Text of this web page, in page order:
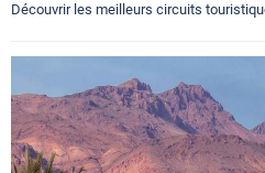
Découvrir les meilleurs circuits